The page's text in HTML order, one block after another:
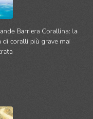
Barriera Corallina: la
di coralli più grave mai